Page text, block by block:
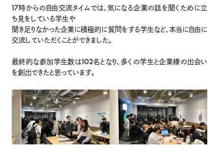
17時からの自由交流タイムでは、気になる企業の話を聞くために立
ち見をしている学生や
聞き足りなかった企業に積極的に質問をする学生など、本当に自由に
交流していただくことができました。
最終的な参加学生数は102名となり、多くの学生と企業様の出会い
を創出できたと思っています。